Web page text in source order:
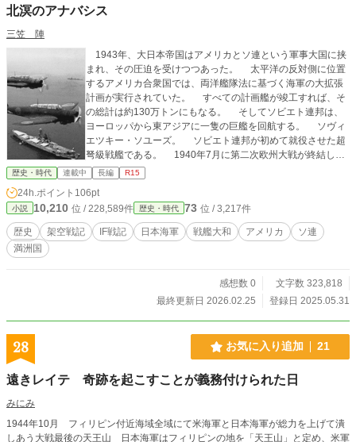
北溟のアナバシス
三笠 陣
1943年、大日本帝国はアメリカとソ連という軍事大国に挟
まれ、その圧迫を受けつつあった。 太平洋の反対側に位置
するアメリカ合衆国では、両洋艦隊法に基づく海軍の大拡張
計画が実行されていた。 すべての計画艦が竣工すれば、そ
の総計は約130万トンにもなる。 そしてソビエト連邦は、
ヨーロッパから東アジアに一隻の巨艦を回航する。 ソヴィ
エツキー・ソユーズ。 ソビエト連邦が初めて就役させた超
弩級戦艦である。 1940年7月に第二次欧州大戦が終結して
3年。 収まっていたかに見えた戦火は、いま再び、極東の
地で燃え上がろうとしていた。
歴史・時代 連載中 長編 R15
24h.ポイント 106pt
小説 10,210 位 / 228,589件 歴史・時代 73 位 / 3,217件
歴史 架空戦記 IF戦記 日本海軍 戦艦大和 アメリカ
ソ連
満洲国
感想数 0
文字数 323,818
最終更新日 2026.02.25
登録日 2025.05.31
28 お気に入り追加 21
遠きレイテ 奇跡を起こすことが義務付けられた日
みにみ
1944年10月 フィリピン付近海域全域にて米海軍と日本海軍が総力を上げて潰
しあう大戦最後の天王山 日本海軍はフィリピンの地を「天王山」と定め、米軍